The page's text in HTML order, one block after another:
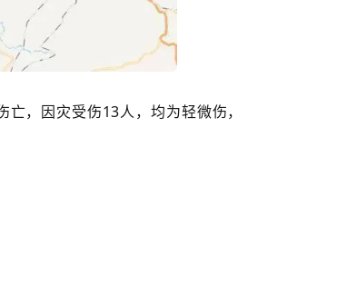
，因灾受伤13人，均为轻微伤，